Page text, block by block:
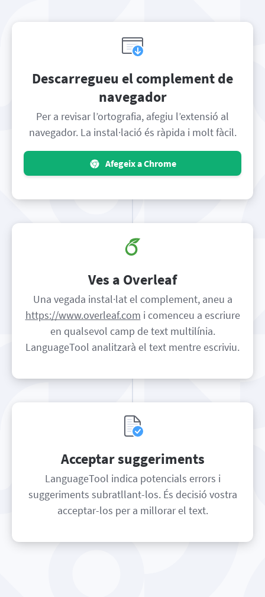
Descarregueu el complement de
navegador
Per a revisar l’ortografia, afegiu l’extensió al
navegador. La instal·lació és ràpida i molt fàcil.
Afegeix a Chrome
Ves a Overleaf
Una vegada instal·lat el complement, aneu a
https://www.overleaf.com i comenceu a escriure
en qualsevol camp de text multilínia.
LanguageTool analitzarà el text mentre escriviu.
Acceptar suggeriments
LanguageTool indica potencials errors i
suggeriments subratllant-los. És decisió vostra
acceptar-los per a millorar el text.